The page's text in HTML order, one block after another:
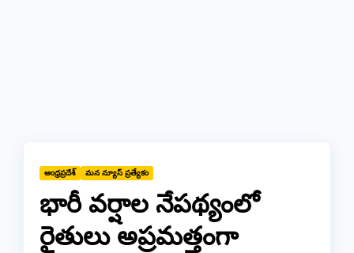
ఆంధ్రప్రదేశ్ మన న్యూస్ ప్రత్యేకం
భారీ వర్షాల నేపథ్యంలో
రైతులు అప్రమత్తంగా